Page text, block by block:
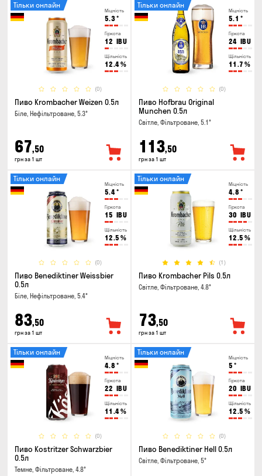
Міцність
5.3°
Гіркота
12 IBU
Щільність
12.4%
(0)
Тільки онлайн
Пиво Krombacher Weizen 0.5л
Біле, Нефільтроване, 5.3°
67,50
грн за 1 шт
Міцність
5.1 °
Гіркота
24 IBU
Щільність
11.7 %
(0)
Тільки онлайн
Пиво Hofbrau Original
Munchen 0.5л
Світле, Фільтроване, 5.1°
113,50
грн за 1 шт
Міцність
5.4°
Гіркота
15 IBU
Щільність
12.5 %
(0)
Тільки онлайн
Пиво Benediktiner Weissbier
0.5л
Біле, Нефільтроване, 5.4°
83,50
грн за 1 шт
Міцність
4.8 °
Гіркота
30 IBU
Щільність
12.5 %
(1)
Тільки онлайн
Пиво Krombacher Pils 0.5л
Світле, Фільтроване, 4.8°
73,50
грн за 1 шт
Міцність
4.8 °
Гіркота
22 IBU
Щільність
11.4%
(0)
Тільки онлайн
Пиво Kostritzer Schwarzbier
0.5л
Темне, Фільтроване, 4.8°
Міцність
5 °
Гіркота
20 IBU
Щільність
12.5 %
(0)
Тільки онлайн
Пиво Benediktiner Hell 0.5л
Світле, Фільтроване, 5°